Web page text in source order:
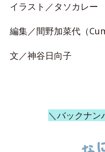
イラスト／タソカレー
編集／間野加菜代（
文／神谷日向子
＼バックナン